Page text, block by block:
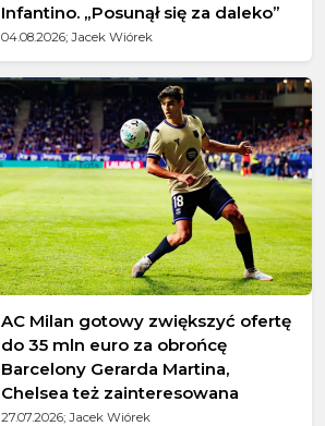
Infantino. „Posunął się za daleko”
04.08.2026; Jacek Wiórek
AC Milan gotowy zwiększyć ofertę
do 35 mln euro za obrońcę
Barcelony Gerarda Martina,
Chelsea też zainteresowana
27.07.2026; Jacek Wiórek